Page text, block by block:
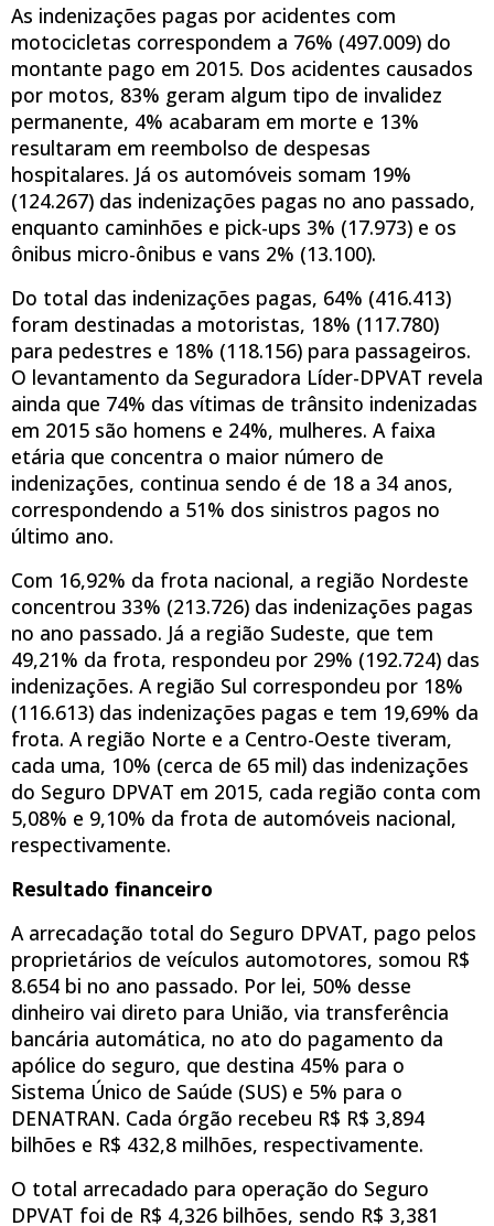
As indenizações pagas por acidentes com
motocicletas correspondem a 76% (497.009) do
montante pago em 2015. Dos acidentes causados
por motos, 83% geram algum tipo de invalidez
permanente, 4% acabaram em morte e 13%
resultaram em reembolso de despesas
hospitalares. Já os automóveis somam 19%
(124.267) das indenizações pagas no ano passado,
enquanto caminhões e pick-ups 3% (17.973) e os
ônibus micro-ônibus e vans 2% (13.100).
Do total das indenizações pagas, 64% (416.413)
foram destinadas a motoristas, 18% (117.780)
para pedestres e 18% (118.156) para passageiros.
O levantamento da Seguradora Líder-DPVAT revela
ainda que 74% das vítimas de trânsito indenizadas
em 2015 são homens e 24%, mulheres. A faixa
etária que concentra o maior número de
indenizações, continua sendo é de 18 a 34 anos,
correspondendo a 51% dos sinistros pagos no
último ano.
Com 16,92% da frota nacional, a região Nordeste
concentrou 33% (213.726) das indenizações pagas
no ano passado. Já a região Sudeste, que tem
49,21% da frota, respondeu por 29% (192.724) das
indenizações. A região Sul correspondeu por 18%
(116.613) das indenizações pagas e tem 19,69% da
frota. A região Norte e a Centro-Oeste tiveram,
cada uma, 10% (cerca de 65 mil) das indenizações
do Seguro DPVAT em 2015, cada região conta com
5,08% e 9,10% da frota de automóveis nacional,
respectivamente.
Resultado financeiro
A arrecadação total do Seguro DPVAT, pago pelos
proprietários de veículos automotores, somou R$
8.654 bi no ano passado. Por lei, 50% desse
dinheiro vai direto para União, via transferência
bancária automática, no ato do pagamento da
apólice do seguro, que destina 45% para o
Sistema Único de Saúde (SUS) e 5% para o
DENATRAN. Cada órgão recebeu R$ R$ 3,894
bilhões e R$ 432,8 milhões, respectivamente.
O total arrecadado para operação do Seguro
DPVAT foi de R$ 4,326 bilhões, sendo R$ 3,381